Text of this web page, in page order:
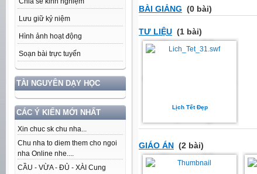
Lưu giữ kỷ niệm
Hình ảnh hoạt động
Soạn bài trực tuyến
TÀI NGUYÊN DẠY HỌC
CÁC Ý KIẾN MỚI NHẤT
Xin chuc sk chu nha...
Chu nha to diem them cho ngoi
nha Online nhe....
CẦU - VỪA - ĐỦ - XÀI Cung
BÀI GIẢNG (0 bài)
TƯ LIỆU (1 bài)
Lịch Tết Đẹp
GIÁO ÁN (2 bài)